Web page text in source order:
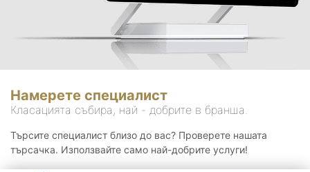
Намерете специалист
Класацията събира, най - добрите в бранша.
Търсите специалист близо до вас? Проверете нашата
търсачка. Използвайте само най-добрите услуги!